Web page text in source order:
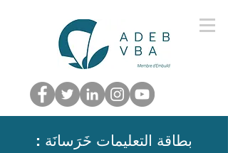
: بطاقة التعليمات خَرَسانَة